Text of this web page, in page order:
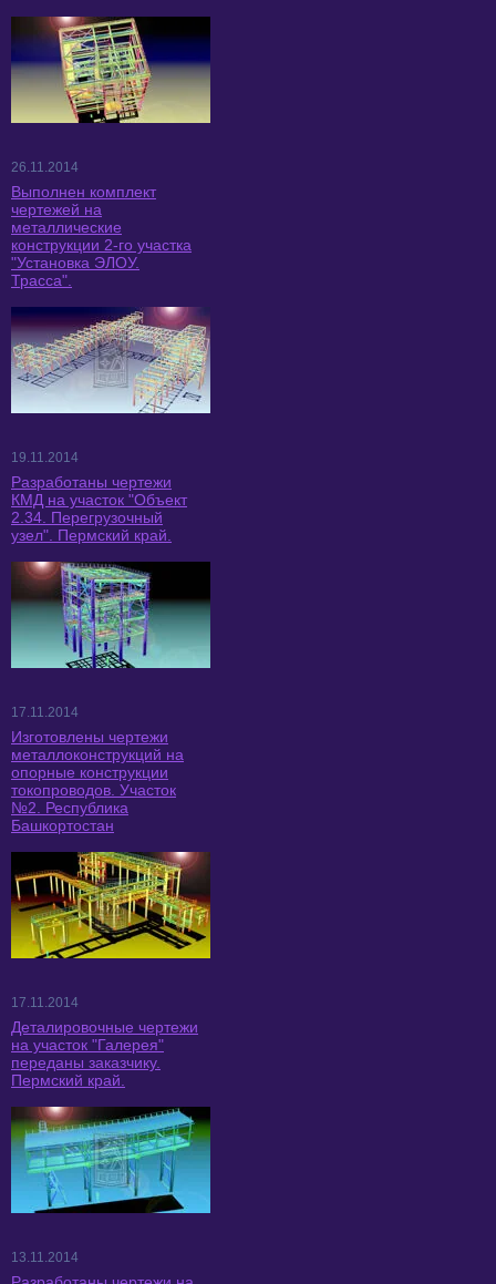
26.11.2014
Выполнен комплект
чертежей на
металлические
конструкции 2-го участка
"Установка ЭЛОУ.
Трасса".
19.11.2014
Разработаны чертежи
КМД на участок "Объект
2.34. Перегрузочный
узел". Пермский край.
17.11.2014
Изготовлены чертежи
металлоконструкций на
опорные конструкции
токопроводов. Участок
№2. Республика
Башкортостан
17.11.2014
Деталировочные чертежи
на участок "Галерея"
переданы заказчику.
Пермский край.
13.11.2014